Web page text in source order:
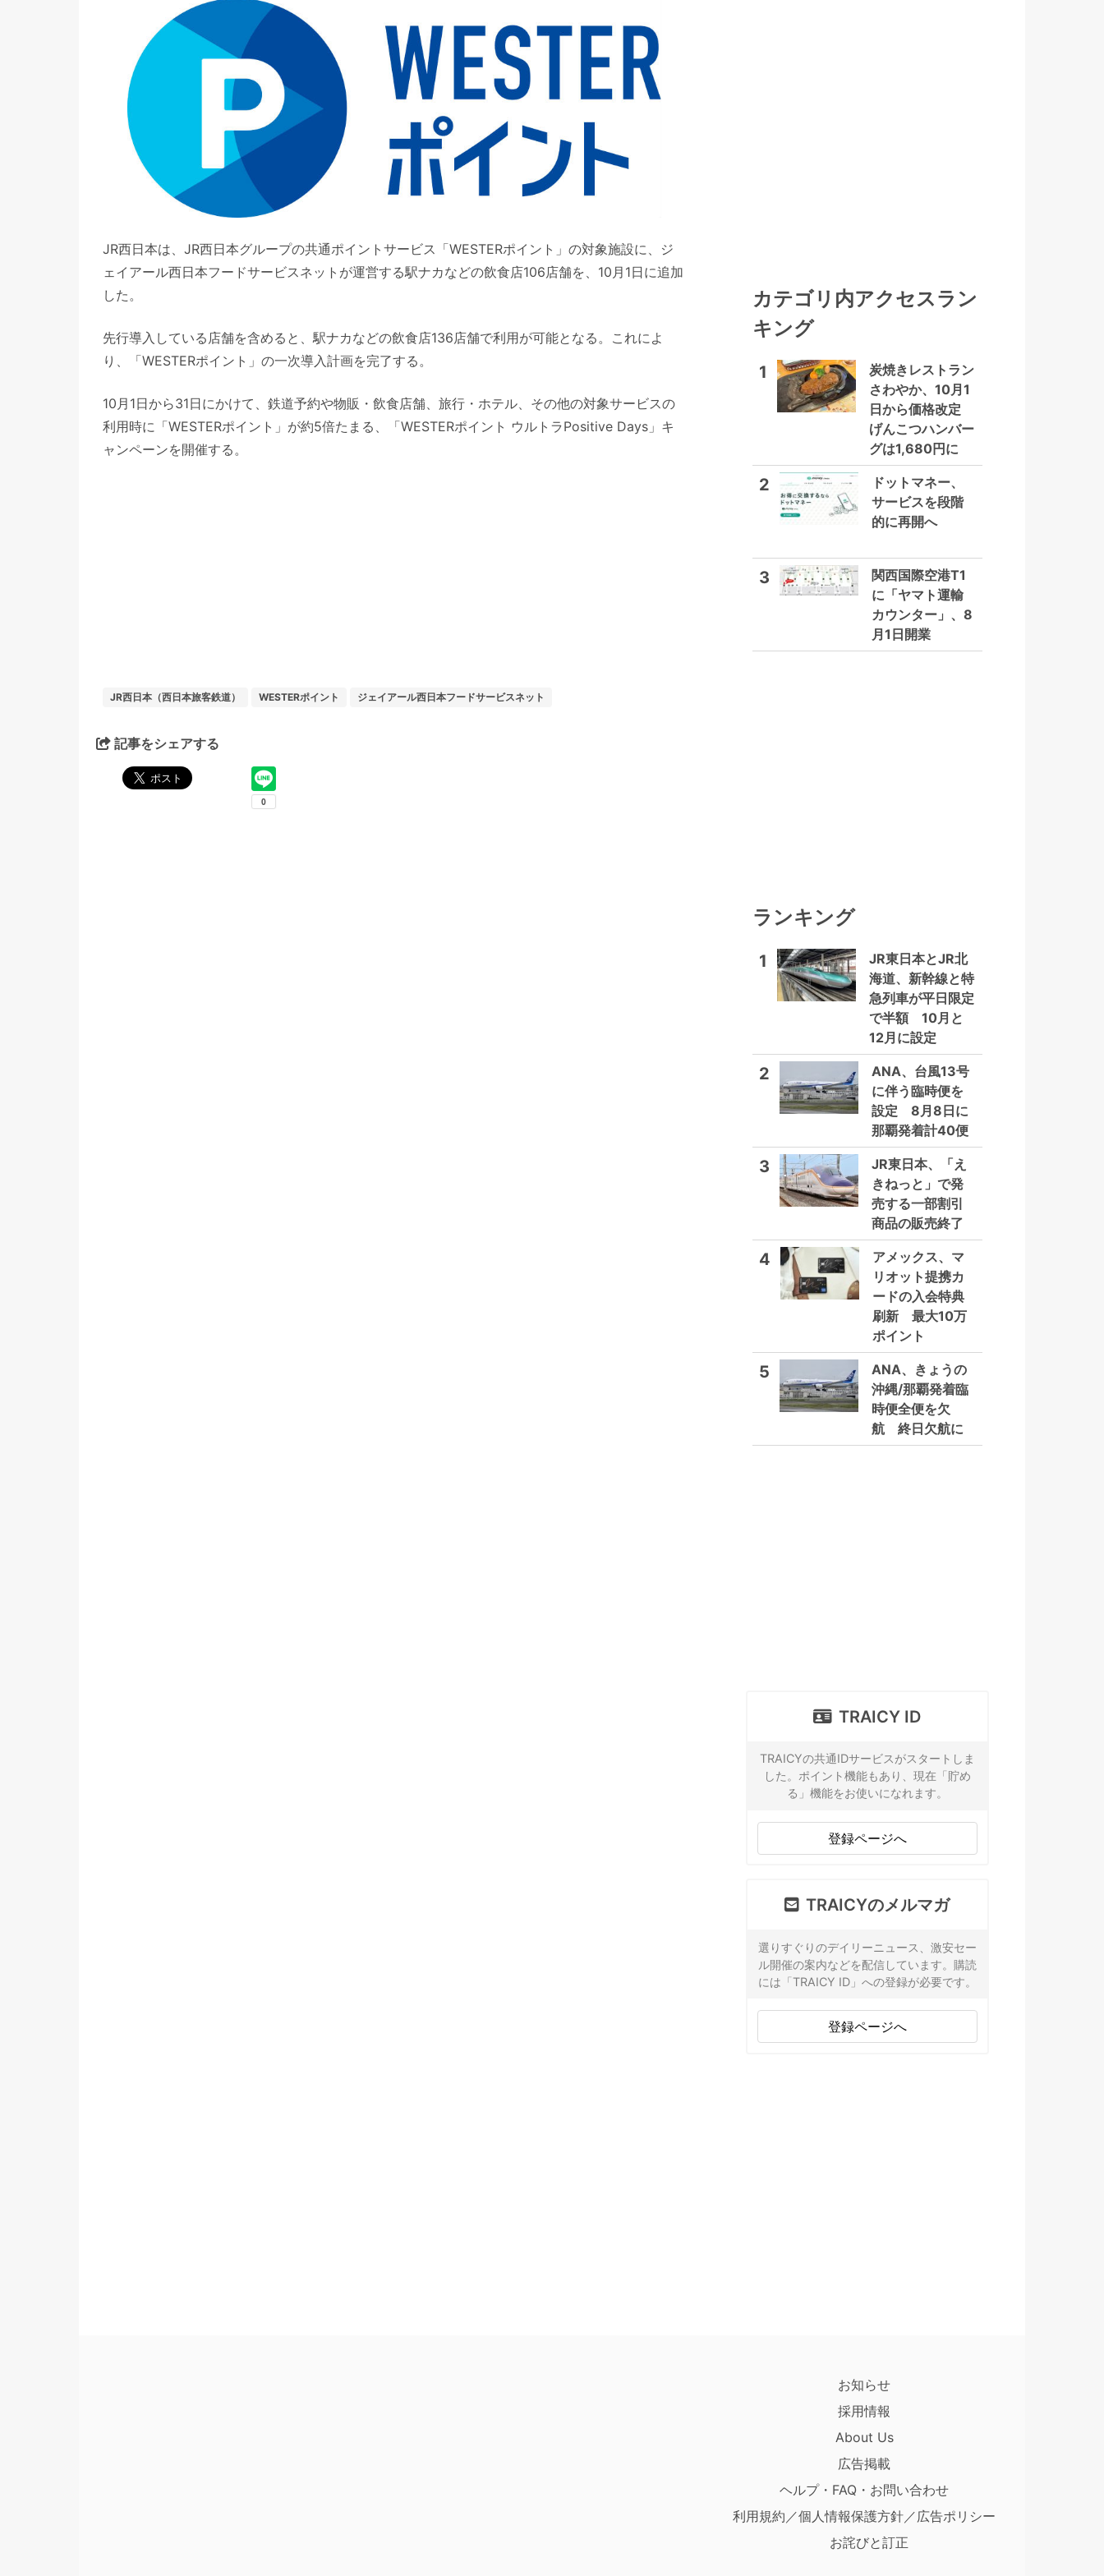
JR西日本は、JR西日本グループの共通ポイントサービス「WESTERポイント」の対象施設に、ジ
ェイアール西日本フードサービスネットが運営する駅ナカなどの飲食店106店舗を、10月1日に追加
した。
先行導入している店舗を含めると、駅ナカなどの飲食店136店舗で利用が可能となる。これによ
り、「WESTERポイント」の一次導入計画を完了する。
10月1日から31日にかけて、鉄道予約や物販・飲食店舗、旅行・ホテル、その他の対象サービスの
利用時に「WESTERポイント」が約5倍たまる、「WESTERポイント ウルトラPositive Days」キ
ャンペーンを開催する。
JR西日本（西日本旅客鉄道） WESTERポイント ジェイアール西日本フードサービスネット
記事をシェアする
カテゴリ内アクセスラン
キング
1
炭焼きレストラン
さわやか、10月1
日から価格改定
げんこつハンバー
グは1,680円に
2
ドットマネー、
サービスを段階
的に再開へ
3
関西国際空港T1
に「ヤマト運輸
カウンター」、8
月1日開業
ランキング
1
JR東日本とJR北
海道、新幹線と特
急列車が平日限定
で半額 10月と
12月に設定
2
ANA、台風13号
に伴う臨時便を
設定 8月8日に
那覇発着計40便
3
JR東日本、「え
きねっと」で発
売する一部割引
商品の販売終了
4
アメックス、マ
リオット提携カ
ードの入会特典
刷新 最大10万
ポイント
5
ANA、きょうの
沖縄/那覇発着臨
時便全便を欠
航 終日欠航に
TRAICY ID
TRAICYの共通IDサービスがスタートしま
した。ポイント機能もあり、現在「貯め
る」機能をお使いになれます。
登録ページへ
TRAICYのメルマガ
選りすぐりのデイリーニュース、激安セー
ル開催の案内などを配信しています。購読
には「TRAICY ID」への登録が必要です。
登録ページへ
お知らせ
採用情報
About Us
広告掲載
ヘルプ・FAQ・お問い合わせ
利用規約／個人情報保護方針／広告ポリシー
お詫びと訂正